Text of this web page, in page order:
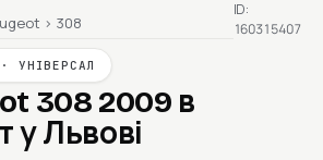
› 308
· УНІВЕРСАЛ
308 2009 в
у Львові
ID:
160315407